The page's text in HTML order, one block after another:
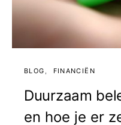
BLOG FINANCIËN
Duurzaam
en hoe je er